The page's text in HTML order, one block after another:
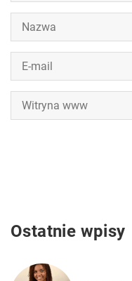
Ostatnie wpisy